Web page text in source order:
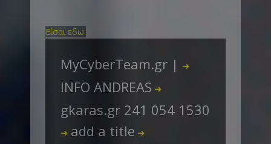
Είσαι εδω:
MyCyberTeam.gr | ➜
INFO ANDREAS ➜
gkaras.gr 241 054 1530
➜ add a title ➜